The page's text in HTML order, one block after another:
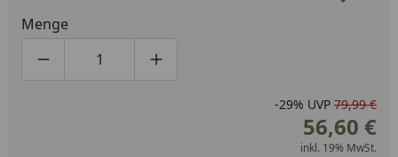
Menge
Produktmenge um eins verringern
Produktmenge manuell eingeben
Produktmenge um eins erhöhen
-29% UVP 79,99 €
56,60 €
inkl. 19% MwSt.